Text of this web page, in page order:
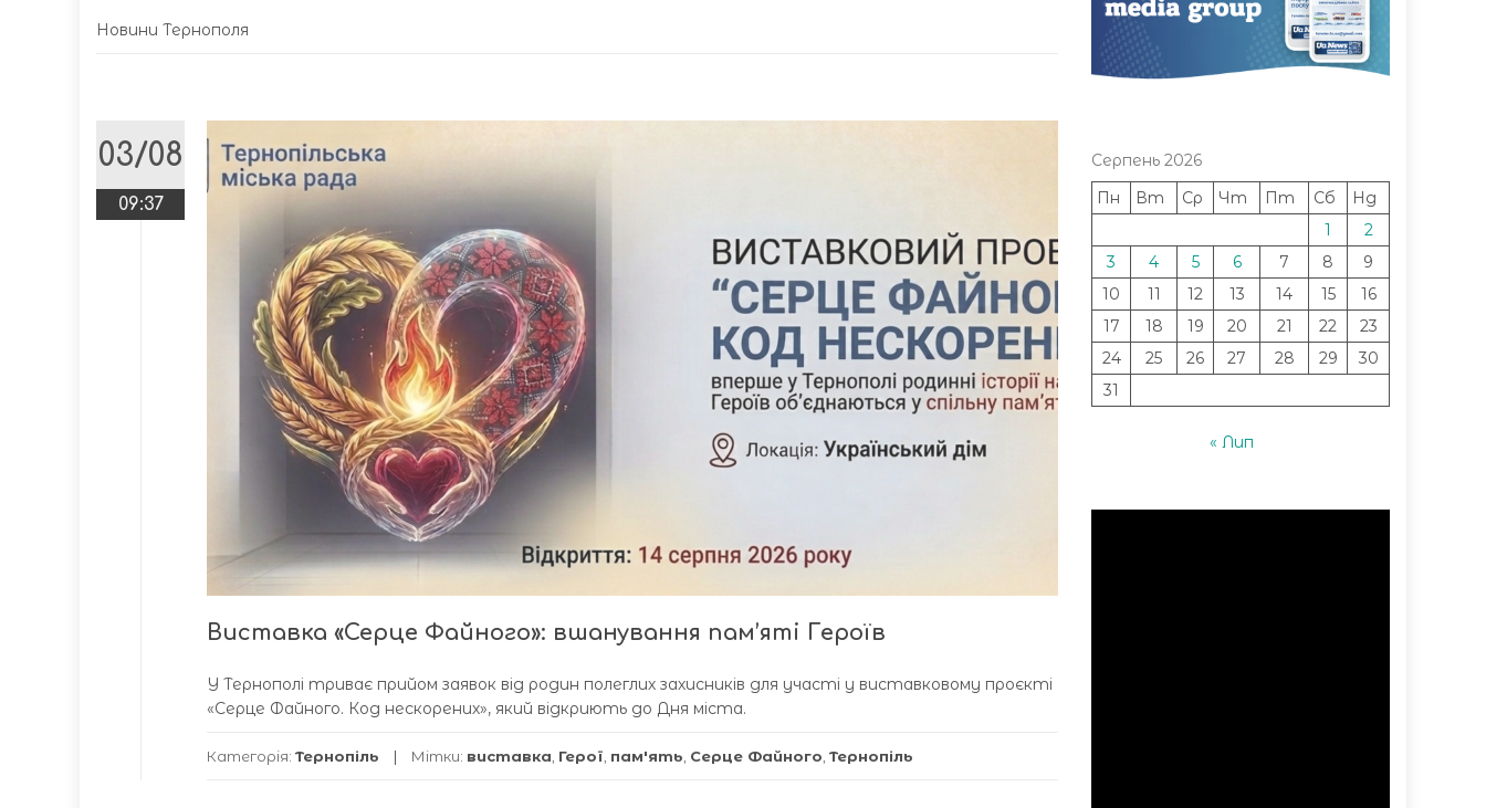
Новини Тернополя
03/08
09:37
Виставка «Серце Файного»: вшанування пам’яті Героїв
У Тернополі триває прийом заявок від родин полеглих захисників для участі у виставковому проєкті
«Серце Файного. Код нескорених», який відкриють до Дня міста.
Категорія: Тернопіль Мітки: виставка Герої пам'ять Серце Файного Тернопіль
Серпень 2026
Пн
Вт Ср Чт Пт Сб
Нд
1
2
3
4 5 6 7 8
9
10
11 12 13 14 15
16
17
18 19 20 21 22
23
24
25 26 27 28 29
30
31
« Лип